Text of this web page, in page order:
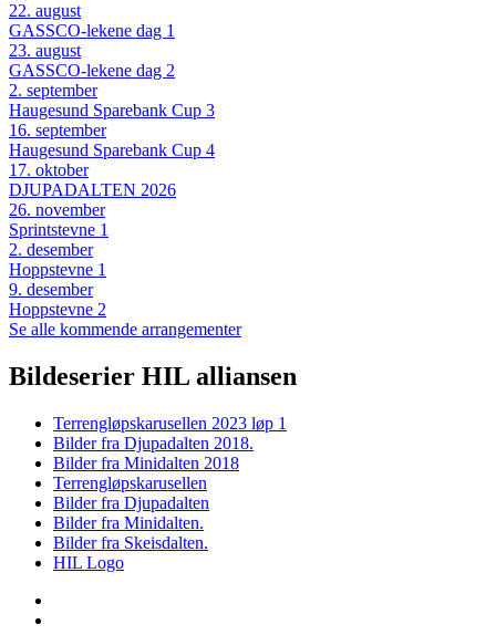
22. august
GASSCO-lekene dag 1
23. august
GASSCO-lekene dag 2
2. september
Haugesund Sparebank Cup 3
16. september
Haugesund Sparebank Cup 4
17. oktober
DJUPADALTEN 2026
26. november
Sprintstevne 1
2. desember
Hoppstevne 1
9. desember
Hoppstevne 2
Se alle kommende arrangementer
Bildeserier HIL alliansen
Terrengløpskarusellen 2023 løp 1
Bilder fra Djupadalten 2018.
Bilder fra Minidalten 2018
Terrengløpskarusellen
Bilder fra Djupadalten
Bilder fra Minidalten.
Bilder fra Skeisdalten.
HIL Logo